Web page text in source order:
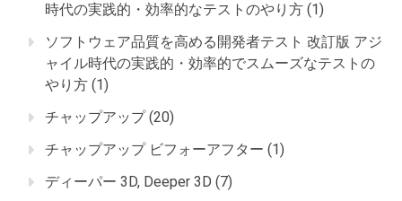
時代の実践的・効率的なテストのやり方 (1)
ソフトウェア品質を高める開発者テスト 改訂版 アジ
ャイル時代の実践的・効率的でスムーズなテストの
やり方 (1)
チャップアップ(20)
チャップアップ ビフォーアフター (1)
ディーパー 3D, Deeper 3D (7)